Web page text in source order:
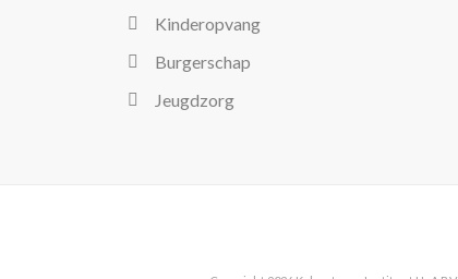
Kinderopvang
Burgerschap
Jeugdzorg